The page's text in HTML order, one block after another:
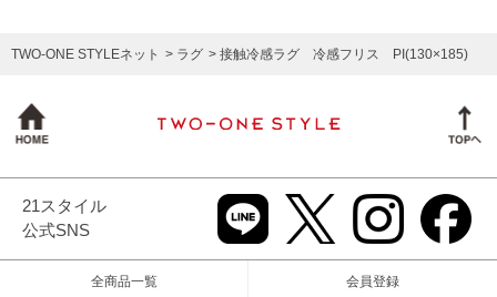
TWO-ONE STYLEネット ラグ 接触冷感ラグ 冷感フリス PI(130×185)
21スタイル
公式SNS
全商品一覧 会員登録